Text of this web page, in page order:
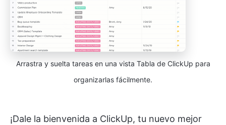
Arrastra y suelta tareas en una vista Tabla de ClickUp para
organizarlas fácilmente.
¡Dale la bienvenida a ClickUp, tu nuevo mejor